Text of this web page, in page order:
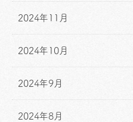
2024年11月
2024年10月
2024年9月
2024年8月